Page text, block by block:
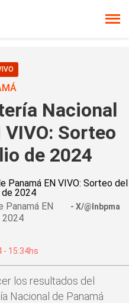
Nacional
VIVO: Sorteo
de 2024
Panamá EN
2024
X/@lnbpma
- 15:34hs
los resultados del
Nacional de Panamá